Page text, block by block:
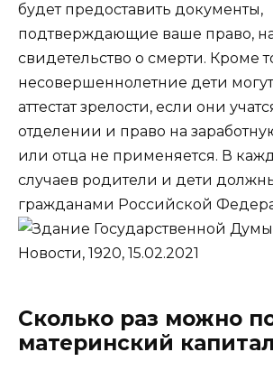
будет предоставить документы,
подтверждающие ваше право,
свидетельство о смерти. Кроме
несовершеннолетние дети
аттестат зрелости, если они
отделении и право на
или отца не применяется. В
случаев родители и дети
гражданами Российской
Сколько раз можно
материнский капитал